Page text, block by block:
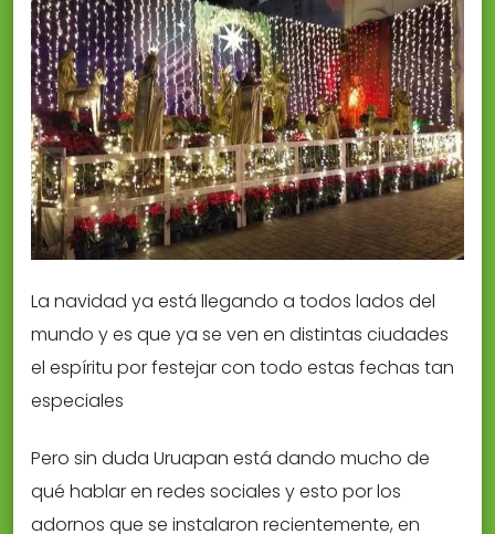
La navidad ya está llegando a todos lados del
mundo y es que ya se ven en distintas ciudades
el espíritu por festejar con todo estas fechas tan
especiales
Pero sin duda Uruapan está dando mucho de
qué hablar en redes sociales y esto por los
adornos que se instalaron recientemente, en